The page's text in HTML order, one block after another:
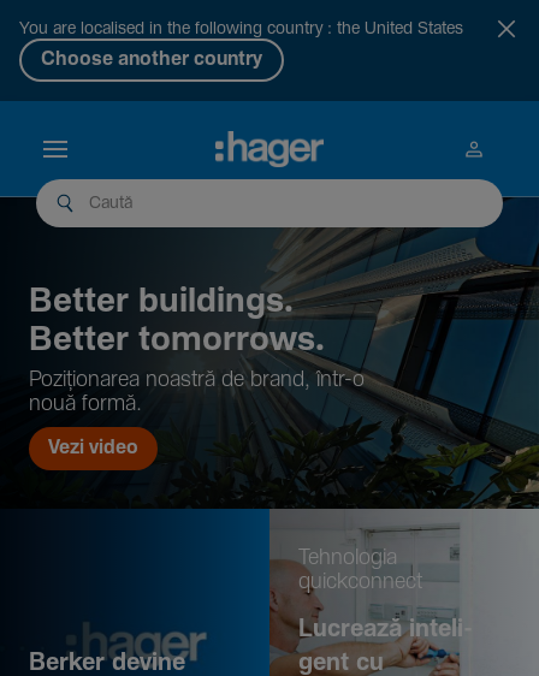
You are localised in the following country : the United States
Choose another country
Better buil­dings.
Better tomor­rows.
Pozi­țio­narea noastră de brand, într-o
nouă formă.
Vezi video
Berker devine
Tehno­logia
quickconnect
Lucrează inte­li­
gent cu